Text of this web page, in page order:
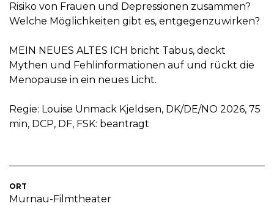
Risiko von Frauen und Depressionen zusammen?
Welche Möglichkeiten gibt es, entgegenzuwirken?
MEIN NEUES ALTES ICH bricht Tabus, deckt
Mythen und Fehlinformationen auf und rückt die
Menopause in ein neues Licht.
Regie: Louise Unmack Kjeldsen, DK/DE/NO 2026, 75
min, DCP, DF, FSK: beantragt
ORT
Murnau-Filmtheater